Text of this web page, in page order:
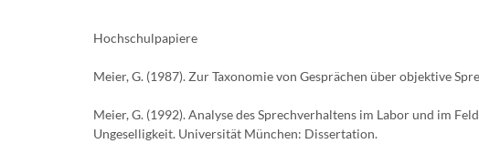
Hochschulpapiere
Meier, G. (1987). Zur Taxonomie von Gesprächen über objektive
Meier, G. (1992). Analyse des Sprechverhaltens im Labor und im
Ungeselligkeit. Universität München: Dissertation.